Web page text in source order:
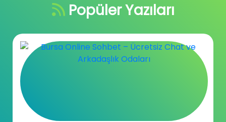
Popüler Yazıları